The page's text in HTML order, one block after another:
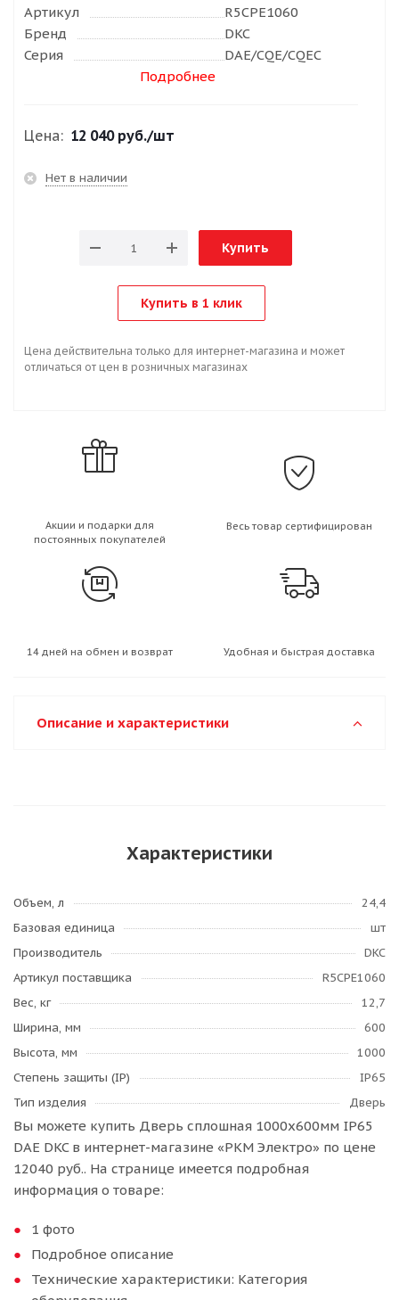
Артикул
R5CPE1060
Бренд
DKC
Серия
DAE/CQE/CQEC
Подробнее
Цена: 12 040 руб./шт
Нет в наличии
Купить
Купить в 1 клик
Цена действительна только для интернет-магазина и может
отличаться от цен в розничных магазинах
Акции и подарки для
постоянных покупателей
Весь товар сертифицирован
14 дней на обмен и возврат Удобная и быстрая доставка
Описание и характеристики
Характеристики
Объем, л
24,4
Базовая единица
шт
Производитель
DKC
Артикул поставщика
R5CPE1060
Вес, кг
12,7
Ширина, мм
600
Высота, мм
1000
Степень защиты (IP)
IP65
Тип изделия
Дверь
Вы можете купить Дверь сплошная 1000x600мм IP65
DAE DKC в интернет-магазине «РКМ Электро» по цене
12040 руб.. На странице имеется подробная
информация о товаре:
1 фото
Подробное описание
Технические характеристики: Категория